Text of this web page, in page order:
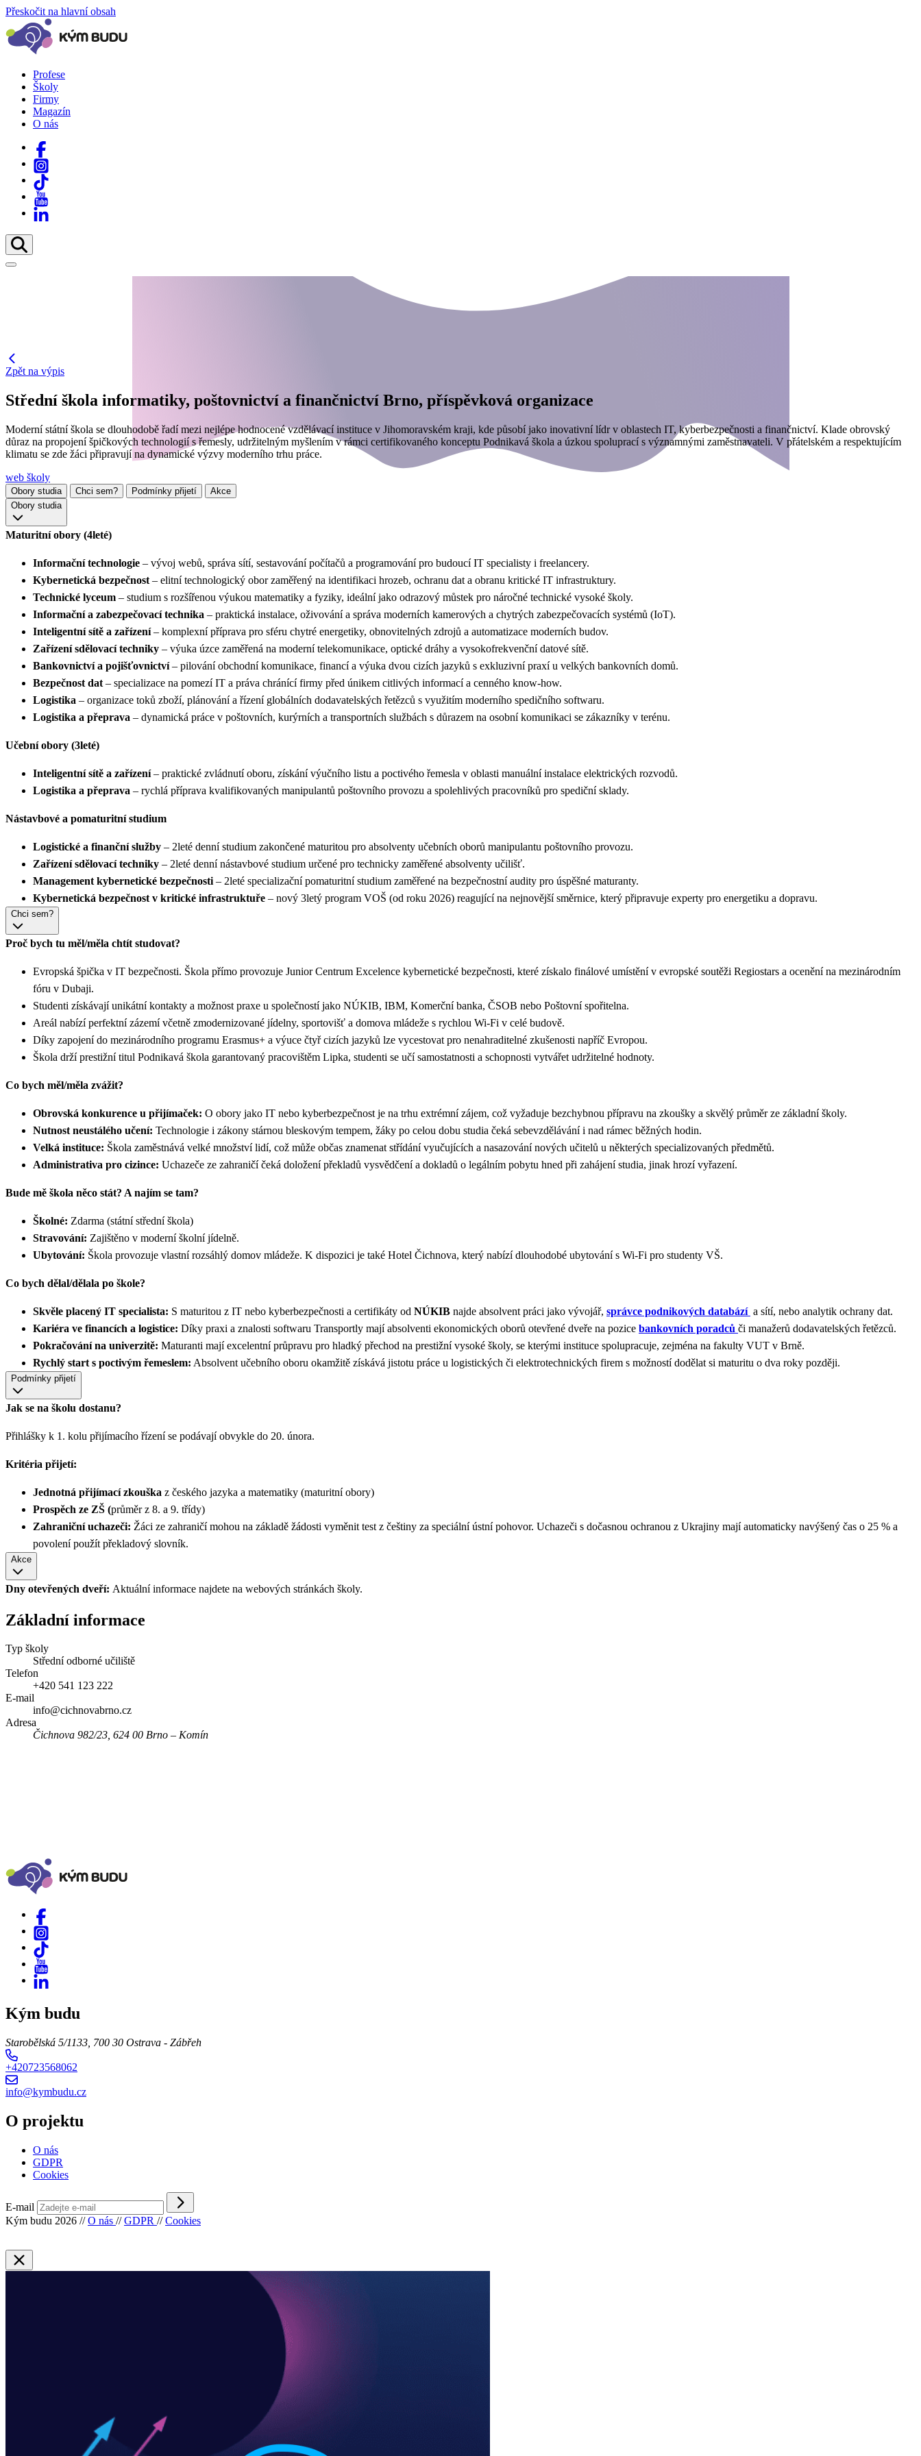
Přeskočit na hlavní obsah
Profese
Školy
Firmy
Magazín
O nás
Zpět na výpis
Střední škola informatiky, poštovnictví a finančnictví Brno, příspěvková organizace
Moderní státní škola se dlouhodobě řadí mezi nejlépe hodnocené vzdělávací instituce v Jihomoravském kraji, kde působí jako inovativní lídr v oblastech IT, kyberbezpečnosti a finančnictví. Klade obrovský
důraz na propojení špičkových technologií s řemesly, udržitelným myšlením v rámci certifikovaného konceptu Podnikavá škola a úzkou spoluprací s významnými zaměstnavateli. V přátelském a respektujícím
klimatu se zde žáci připravují na dynamické výzvy moderního trhu práce.
web školy
Obory studia Chci sem? Podmínky přijetí
Akce
Obory studia
Maturitní obory (4leté)
Informační technologie – vývoj webů, správa sítí, sestavování počítačů a programování pro budoucí IT specialisty i freelancery.
Kybernetická bezpečnost – elitní technologický obor zaměřený na identifikaci hrozeb, ochranu dat a obranu kritické IT infrastruktury.
Technické lyceum – studium s rozšířenou výukou matematiky a fyziky, ideální jako odrazový můstek pro náročné technické vysoké školy.
Informační a zabezpečovací technika – praktická instalace, oživování a správa moderních kamerových a chytrých zabezpečovacích systémů (IoT).
Inteligentní sítě a zařízení– komplexní příprava pro sféru chytré energetiky, obnovitelných zdrojů a automatizace moderních budov.
Zařízení sdělovací techniky – výuka úzce zaměřená na moderní telekomunikace, optické dráhy a vysokofrekvenční datové sítě.
Bankovnictví a pojišťovnictví– pilování obchodní komunikace, financí a výuka dvou cizích jazyků s exkluzivní praxí u velkých bankovních domů.
Bezpečnost dat – specializace na pomezí IT a práva chránící firmy před únikem citlivých informací a cenného know-how.
Logistika – organizace toků zboží, plánování a řízení globálních dodavatelských řetězců s využitím moderního spedičního softwaru.
Logistika a přeprava – dynamická práce v poštovních, kurýrních a transportních službách s důrazem na osobní komunikaci se zákazníky v terénu.
Učební obory (3leté)
Inteligentní sítě a zařízení– praktické zvládnutí oboru, získání výučního listu a poctivého řemesla v oblasti manuální instalace elektrických rozvodů.
Logistika a přeprava – rychlá příprava kvalifikovaných manipulantů poštovního provozu a spolehlivých pracovníků pro spediční sklady.
Nástavbové a pomaturitní studium
Logistické a finanční služby – 2leté denní studium zakončené maturitou pro absolventy učebních oborů manipulantu poštovního provozu.
Zařízení sdělovací techniky – 2leté denní nástavbové studium určené pro technicky zaměřené absolventy učilišť.
Management kybernetické bezpečnosti – 2leté specializační pomaturitní studium zaměřené na bezpečnostní audity pro úspěšné maturanty.
Kybernetická bezpečnost v kritické infrastruktuře – nový 3letý program VOŠ (od roku 2026) reagující na nejnovější směrnice, který připravuje experty pro energetiku a dopravu.
Chci sem?
Proč bych tu měl/měla chtít studovat?
Evropská špička v IT bezpečnosti. Škola přímo provozuje Junior Centrum Excelence kybernetické bezpečnosti, které získalo finálové umístění v evropské soutěži Regiostars a ocenění na mezinárodním
fóru v Dubaji.
Studenti získávají unikátní kontakty a možnost praxe u společností jako NÚKIB, IBM, Komerční banka, ČSOB nebo Poštovní spořitelna.
Areál nabízí perfektní zázemí včetně zmodernizované jídelny, sportovišť a domova mládeže s rychlou Wi-Fi v celé budově.
Díky zapojení do mezinárodního programu Erasmus+ a výuce čtyř cizích jazyků lze vycestovat pro nenahraditelné zkušenosti napříč Evropou.
Škola drží prestižní titul Podnikavá škola garantovaný pracovištěm Lipka, studenti se učí samostatnosti a schopnosti vytvářet udržitelné hodnoty.
Co bych měl/měla zvážit?
Obrovská konkurence u přijímaček: O obory jako IT nebo kyberbezpečnost je na trhu extrémní zájem, což vyžaduje bezchybnou přípravu na zkoušky a skvělý průměr ze základní školy.
Nutnost neustálého učení: Technologie i zákony stárnou bleskovým tempem, žáky po celou dobu studia čeká sebevzdělávání i nad rámec běžných hodin.
Velká instituce: Škola zaměstnává velké množství lidí, což může občas znamenat střídání vyučujících a nasazování nových učitelů u některých specializovaných předmětů.
Administrativa pro cizince: Uchazeče ze zahraničí čeká doložení překladů vysvědčení a dokladů o legálním pobytu hned při zahájení studia, jinak hrozí vyřazení.
Bude mě škola něco stát? A najím se tam?
Školné: Zdarma (státní střední škola)
Stravování: Zajištěno v moderní školní jídelně.
Ubytování: Škola provozuje vlastní rozsáhlý domov mládeže. K dispozici je také Hotel Čichnova, který nabízí dlouhodobé ubytování s Wi-Fi pro studenty VŠ.
Co bych dělal/dělala po škole?
Skvěle placený IT specialista: S maturitou z IT nebo kyberbezpečnosti a certifikáty od NÚKIB najde absolvent práci jako vývojář, správce podnikových databází a sítí, nebo analytik ochrany dat.
Kariéra ve financích a logistice: Díky praxi a znalosti softwaru Transportly mají absolventi ekonomických oborů otevřené dveře na pozice bankovních poradců či manažerů dodavatelských řetězců.
Pokračování na univerzitě: Maturanti mají excelentní průpravu pro hladký přechod na prestižní vysoké školy, se kterými instituce spolupracuje, zejména na fakulty VUT v Brně.
Rychlý start s poctivým řemeslem: Absolvent učebního oboru okamžitě získává jistotu práce u logistických či elektrotechnických firem s možností dodělat si maturitu o dva roky později.
Podmínky přijetí
Jak se na školu dostanu?
Přihlášky k 1. kolu přijímacího řízení se podávají obvykle do 20. února.
Kritéria přijetí:
Jednotná přijímací zkouška z českého jazyka a matematiky (maturitní obory)
Prospěch ze ZŠ (průměr z 8. a 9. třídy)
Zahraniční uchazeči: Žáci ze zahraničí mohou na základě žádosti vyměnit test z češtiny za speciální ústní pohovor. Uchazeči s dočasnou ochranou z Ukrajiny mají automaticky navýšený čas o 25 % a
povolení použít překladový slovník.
Akce
Dny otevřených dveří: Aktuální informace najdete na webových stránkách školy.
Základní informace
Typ školy
Střední odborné učiliště
Telefon
+420 541 123 222
E-mail
info@cichnovabrno.cz
Adresa
Čichnova 982/23, 624 00 Brno – Komín
Kým budu
Starobělská 5/1133, 700 30 Ostrava - Zábřeh
+420723568062
info@kymbudu.cz
O projektu
O nás
GDPR
Cookies
E-mail
Kým budu 2026 // O nás // GDPR // Cookies